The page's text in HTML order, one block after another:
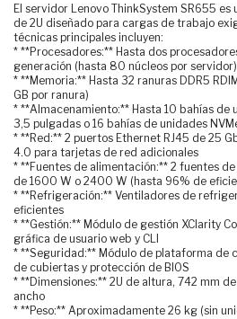
El servidor Lenovo ThinkSystem SR655
de 2U diseñado para cargas de trabajo
técnicas principales incluyen:
* **Procesadores:** Hasta dos
generación (hasta 80 núcleos por servidor)
* **Memoria:** Hasta 32 ranuras DDR5
GB por ranura)
* **Almacenamiento:** Hasta 10 bahías de
3,5 pulgadas o 16 bahías de unidades
* **Red:** 2 puertos Ethernet RJ45 de 25
4.0 para tarjetas de red adicionales
* **Fuentes de alimentación:** 2 fuentes
de 1600 W o 2400 W (hasta 96% de
* **Refrigeración:** Ventiladores de
eficientes
* **Gestión:** Módulo de gestión XClarity
gráfica de usuario web y CLI
* **Seguridad:** Módulo de plataforma de
de cubiertas y protección de BIOS
* **Dimensiones:** 2U de altura, 742 mm
ancho
* **Peso:** Aproximadamente 26 kg (sin